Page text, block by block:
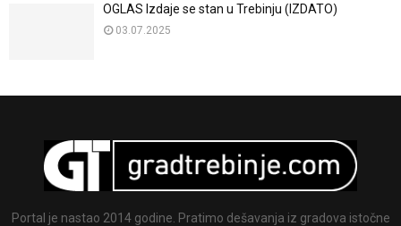
OGLAS Izdaje se stan u Trebinju (IZDATO)
03.07.2025
Portal je nastao 2014 godine. Pratimo dešavanja iz gradova istočne